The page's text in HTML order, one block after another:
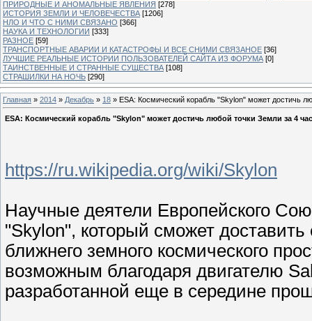
ПРИРОДНЫЕ И АНОМАЛЬНЫЕ ЯВЛЕНИЯ [278]
ИСТОРИЯ ЗЕМЛИ И ЧЕЛОВЕЧЕСТВА [1206]
НЛО И ЧТО С НИМИ СВЯЗАНО [366]
НАУКА И ТЕХНОЛОГИИ [333]
РАЗНОЕ [59]
ТРАНСПОРТНЫЕ АВАРИИ И КАТАСТРОФЫ И ВСЕ СНИМИ СВЯЗАНОЕ [36]
ЛУЧШИЕ РЕАЛЬНЫЕ ИСТОРИИ ПОЛЬЗОВАТЕЛЕЙ САЙТА ИЗ ФОРУМА [0]
ТАИНСТВЕННЫЕ И СТРАННЫЕ СУЩЕСТВА [108]
СТРАШИЛКИ НА НОЧЬ [290]
Главная » 2014 » Декабрь » 18 » ESA: Космический корабль "Skylon" может достичь
ESA: Космический корабль "Skylon" может достичь любой точки Земли за 4
https://ru.wikipedia.org/wiki/Skylon
Научные деятели Европейского
"Skylon", который сможет
ближнего земного космического
возможным благодаря двигателю
разработанной еще в середине